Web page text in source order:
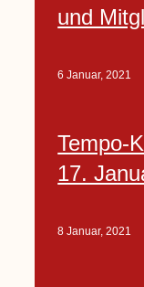
und
6 Januar, 2021
Tempo-
17.
8 Januar, 2021